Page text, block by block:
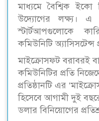
মাধ্যমে বৈশ্বিক ইকো
উদ্যোগের লক্ষ্য। এ
স্টার্টআপগুলোকে
কমিউনিটি অ্যাসিসটেন্স
মাইক্রোসফট বরাবরই
কমিউনিটির প্রতি
প্রতিষ্ঠানটি এর
হিসেবে আগামী দুই
ডলার বিনিয়োগের